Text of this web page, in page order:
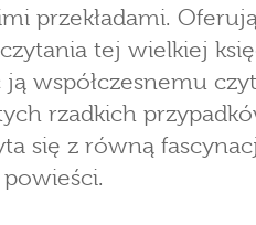
przekładami.
tej wielkiej
ją współczesnemu
rzadkich
się z równą